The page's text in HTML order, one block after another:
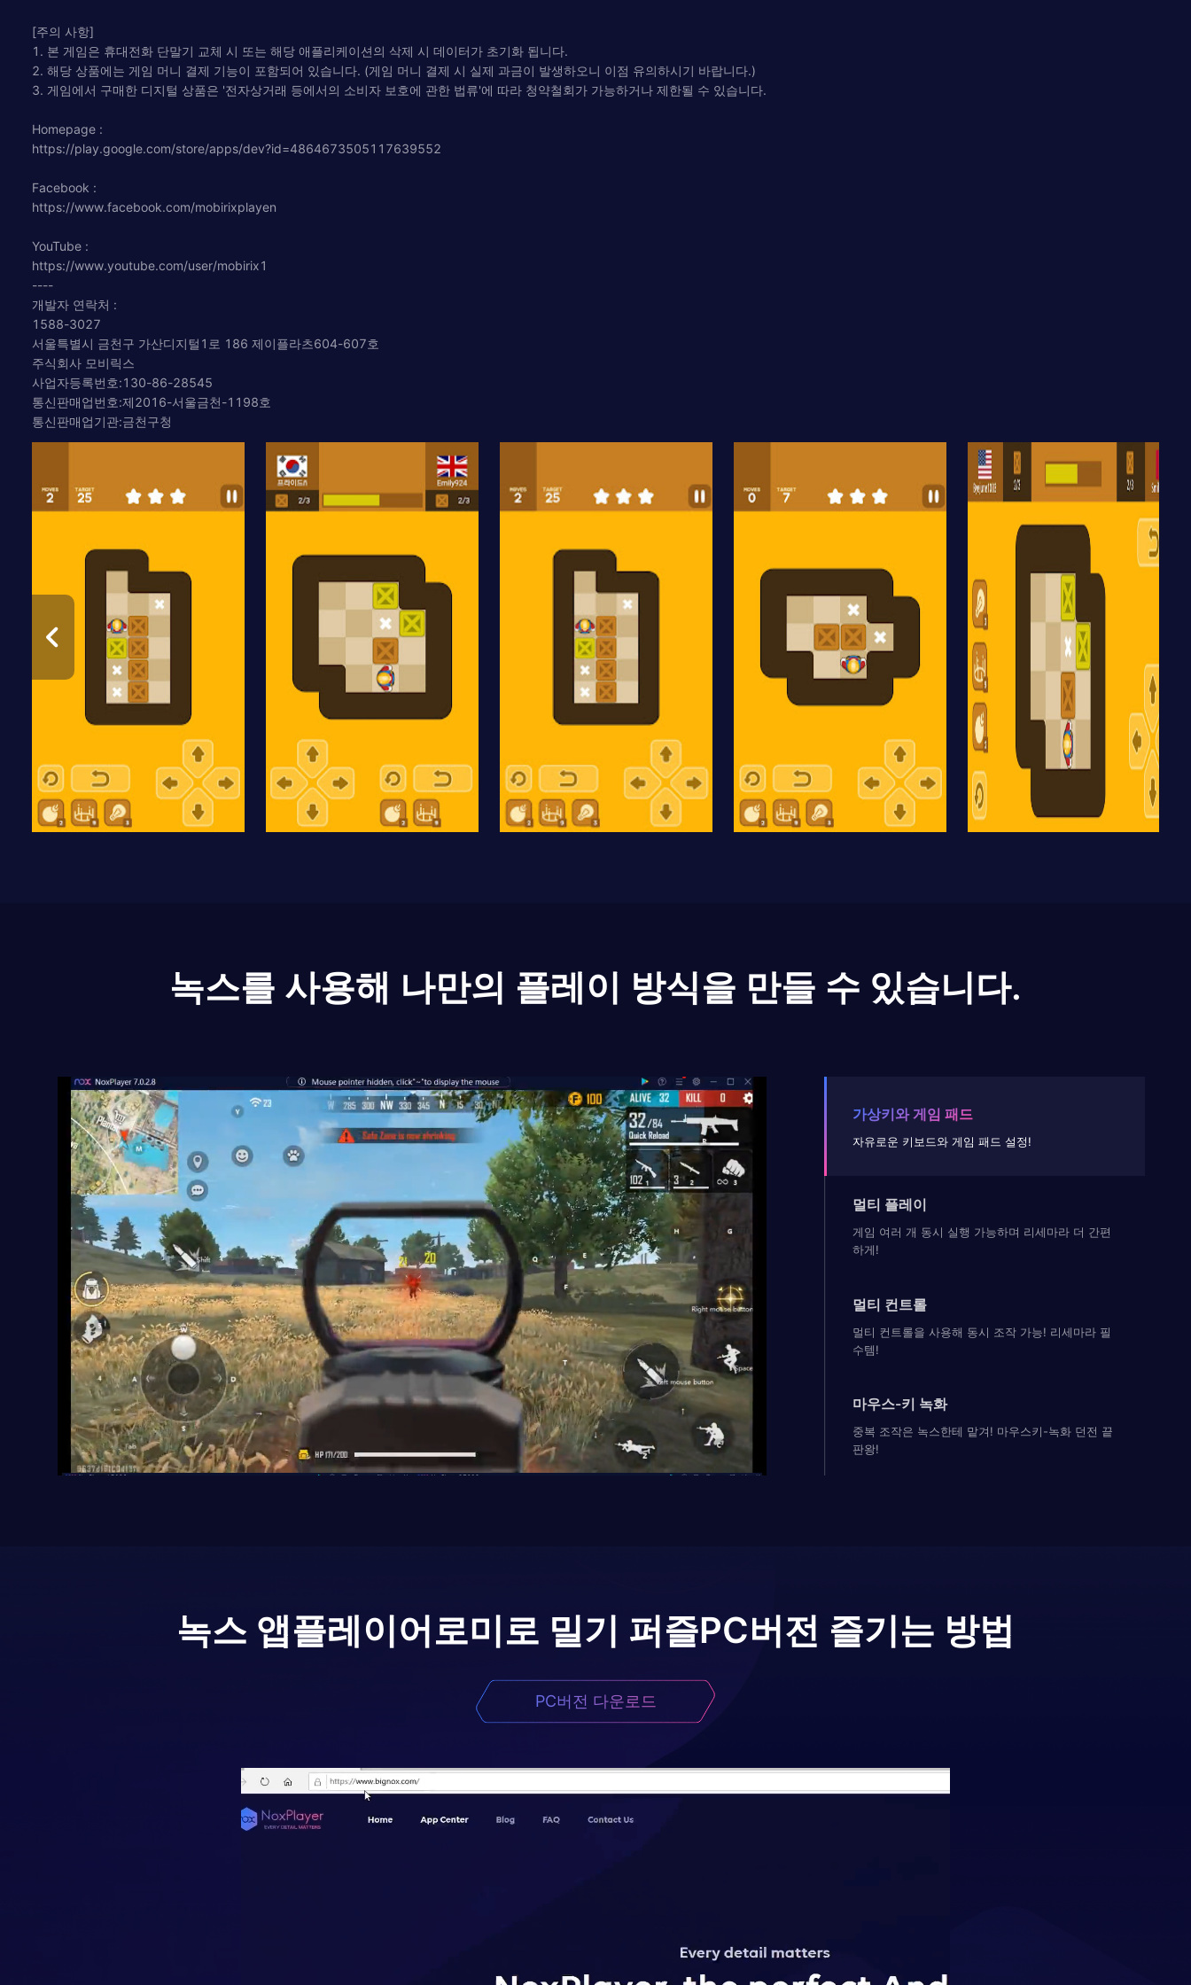
[주의 사항]
1. 본 게임은 휴대전화 단말기 교체 시 또는 해당 애플리케이션의 삭제 시 데이터가 초기화 됩니다.
2. 해당 상품에는 게임 머니 결제 기능이 포함되어 있습니다. (게임 머니 결제 시 실제 과금이 발생하오니 이점 유의하시기 바랍니다.)
3. 게임에서 구매한 디지털 상품은 '전자상거래 등에서의 소비자 보호에 관한 법류'에 따라 청약철회가 가능하거나 제한될 수 있습니다.
Homepage :
https://play.google.com/store/apps/dev?id=4864673505117639552
Facebook :
https://www.facebook.com/mobirixplayen
YouTube :
https://www.youtube.com/user/mobirix1
----
개발자 연락처 :
1588-3027
서울특별시 금천구 가산디지털1로 186 제이플라츠604-607호
주식회사 모비릭스
사업자등록번호:130-86-28545
통신판매업번호:제2016-서울금천-1198호
통신판매업기관:금천구청
녹스를 사용해 나만의 플레이 방식을 만들 수 있습니다.
가상키와 게임 패드
자유로운 키보드와 게임 패드 설정!
멀티 플레이
게임 여러 개 동시 실행 가능하며 리세마라 더 간편
하게!
멀티 컨트롤
멀티 컨트롤을 사용해 동시 조작 가능! 리세마라 필
수템!
마우스-키 녹화
중복 조작은 녹스한테 맡겨! 마우스키-녹화 던전 끝
판왕!
녹스 앱플레이어로미로 밀기 퍼즐PC버전 즐기는 방법
PC버전 다운로드